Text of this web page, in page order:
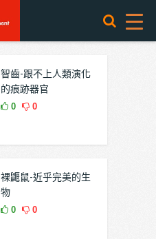
智齒-跟不上人類演化
的痕跡器官
0 0
裸鼴鼠-近乎完美的生
物
0 0